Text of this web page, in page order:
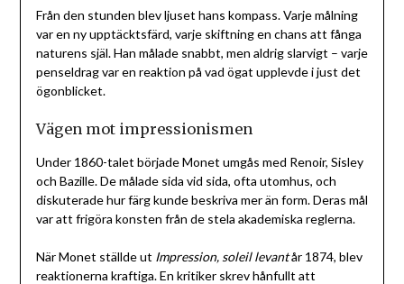
Från den stunden blev ljuset hans kompass. Varje målning
var en ny upptäcktsfärd, varje skiftning en chans att fånga
naturens själ. Han målade snabbt, men aldrig slarvigt – varje
penseldrag var en reaktion på vad ögat upplevde i just det
ögonblicket.
Vägen mot impressionismen
Under 1860-talet började Monet umgås med Renoir, Sisley
och Bazille. De målade sida vid sida, ofta utomhus, och
diskuterade hur färg kunde beskriva mer än form. Deras mål
var att frigöra konsten från de stela akademiska reglerna.
När Monet ställde ut Impression, soleil levantår 1874, blev
reaktionerna kraftiga. En kritiker skrev hånfullt att